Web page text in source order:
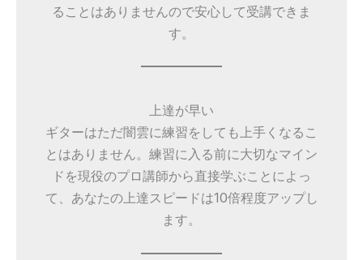
ることはありませんので安心して受講できま
す。
上達が早い
ギターはただ闇雲に練習をしても上手くなるこ
とはありません。練習に入る前に大切なマイン
ドを現役のプロ講師から直接学ぶことによっ
て、あなたの上達スピードは10倍程度アップし
ます。